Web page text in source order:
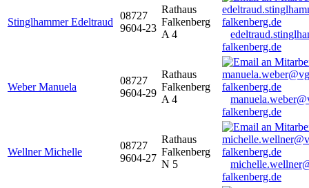
Stinglhammer Edeltraud
08727
9604-23
Rathaus
Falkenberg
A 4
falkenberg.de
Weber Manuela
08727
9604-29
Rathaus
Falkenberg
A 4
falkenberg.de
Wellner Michelle
08727
9604-27
Rathaus
Falkenberg
N 5
falkenberg.de